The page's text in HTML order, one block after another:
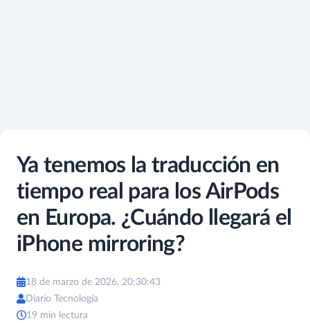
Ya tenemos la traducción en
tiempo real para los AirPods
en Europa. ¿Cuándo llegará el
iPhone mirroring?
18 de marzo de 2026, 20:30:43
Diario Tecnología
19 min lectura